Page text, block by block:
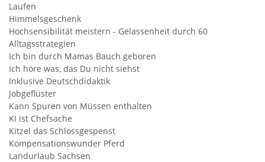
Laufen
Himmelsgeschenk
Hochsensibilität meistern - Gelassenheit durch 60
Alltagsstrategien
Ich bin durch Mamas Bauch geboren
Ich höre was, das Du nicht siehst
Inklusive Deutschdidaktik
Jobgeflüster
Kann Spuren von Müssen enthalten
KI ist Chefsache
Kitzel das Schlossgespenst
Kompensationswunder Pferd
Landurlaub Sachsen